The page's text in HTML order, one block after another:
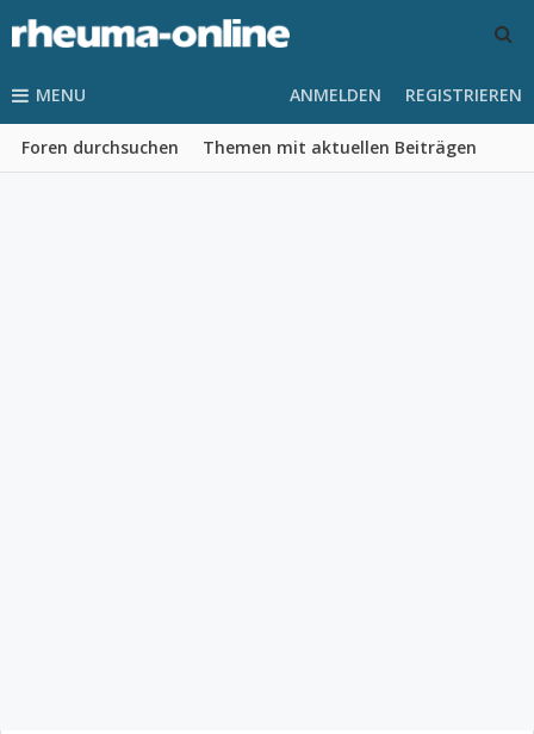
MENU
Foren durchsuchen Themen mit aktuellen Beiträgen
ANMELDEN REGISTRIEREN